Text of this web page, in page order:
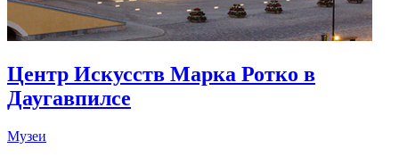
Центр Искусств Марка Ротко в
Даугавпилсе
Музеи